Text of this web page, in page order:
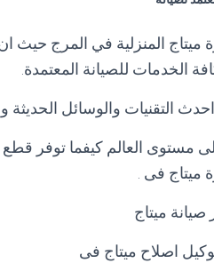
ميتاج المنزلية في المرج حيث
الخدمات للصيانة المعتمدة.
والوسائل الحديثة
العالم كيفما توفر قطع
ميتاج فى .
صيانة ميتاج
اصلاح ميتاج فى